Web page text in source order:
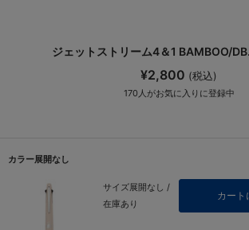
ジェットストリーム4＆1 BAMBOO/
¥2,800 (税込)
170 人がお気に入りに登録中
カラー展開なし
サイズ展開なし /
在庫あり
カート